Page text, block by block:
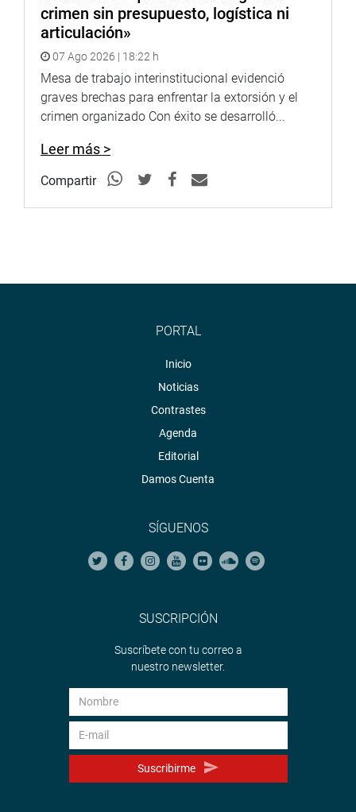
crimen sin presupuesto, logística ni
articulación»
07 Ago 2026 | 18:22 h
Mesa de trabajo interinstitucional evidenció
graves brechas para enfrentar la extorsión y el
crimen organizado Con éxito se desarrolló...
Leer más >
Compartir
PORTAL
Inicio
Noticias
Contrastes
Agenda
Editorial
Damos Cuenta
SÍGUENOS
SUSCRIPCIÓN
Suscríbete con tu correo a
nuestro newsletter.
Suscribirme